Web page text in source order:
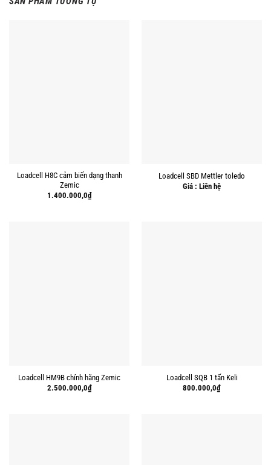
Loadcell H8C cảm biến dạng thanh
Zemic
1.400.000,0₫
Loadcell SBD Mettler toledo
Giá : Liên hệ
Loadcell HM9B chính hãng Zemic
2.500.000,0₫
Loadcell SQB 1 tấn Keli
800.000,0₫